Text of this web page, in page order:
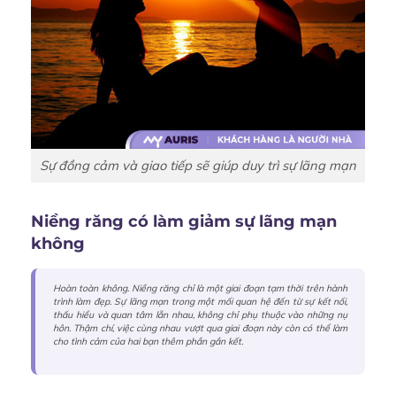
Sự đồng cảm và giao tiếp sẽ giúp duy trì sự lãng mạn
Niềng răng có làm giảm sự lãng mạn
không
Hoàn toàn không. Niềng răng chỉ là một giai đoạn tạm thời trên hành
trình làm đẹp. Sự lãng mạn trong một mối quan hệ đến từ sự kết nối,
thấu hiểu và quan tâm lẫn nhau, không chỉ phụ thuộc vào những nụ
hôn. Thậm chí, việc cùng nhau vượt qua giai đoạn này còn có thể làm
cho tình cảm của hai bạn thêm phần gắn kết.